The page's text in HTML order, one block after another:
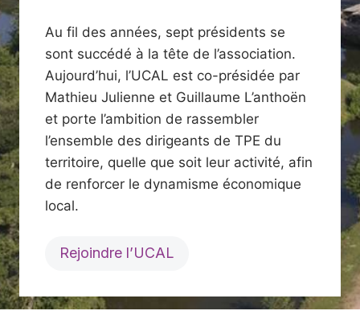
Au fil des années, sept présidents se
sont succédé à la tête de l’association.
Aujourd’hui, l’UCAL est co-présidée par
Mathieu Julienne et Guillaume L’anthoën
et porte l’ambition de rassembler
l’ensemble des dirigeants de TPE du
territoire, quelle que soit leur activité, afin
de renforcer le dynamisme économique
local.
Rejoindre l’UCAL